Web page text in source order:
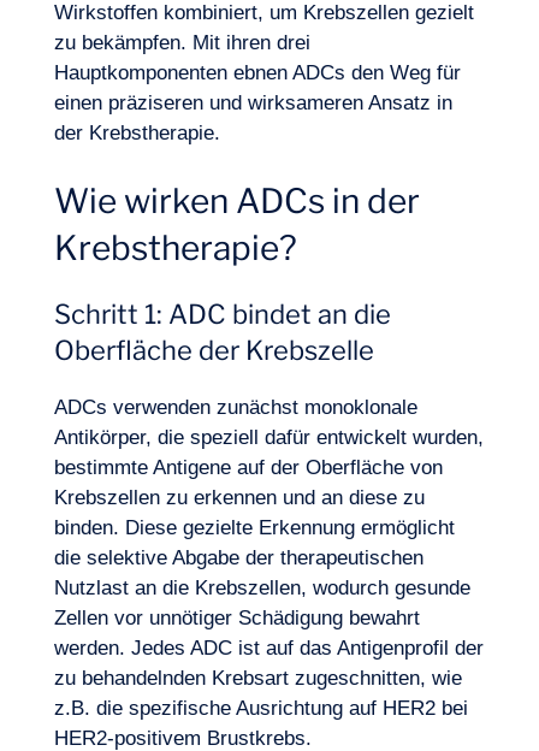
Lust, an Bord zu gehen?
Wirkstoffen kombiniert, um Krebszellen gezielt
zu bekämpfen. Mit ihren drei
Hauptkomponenten ebnen ADCs den Weg für
einen präziseren und wirksameren Ansatz in
der Krebstherapie.
Wie wirken ADCs in der
Krebstherapie?
Schritt 1: ADC bindet an die
Oberfläche der Krebszelle
ADCs verwenden zunächst monoklonale
Antikörper, die speziell dafür entwickelt wurden,
bestimmte Antigene auf der Oberfläche von
Krebszellen zu erkennen und an diese zu
binden. Diese gezielte Erkennung ermöglicht
die selektive Abgabe der therapeutischen
Nutzlast an die Krebszellen, wodurch gesunde
Zellen vor unnötiger Schädigung bewahrt
werden. Jedes ADC ist auf das Antigenprofil der
zu behandelnden Krebsart zugeschnitten, wie
z.B. die spezifische Ausrichtung auf HER2 bei
HER2-positivem Brustkrebs.